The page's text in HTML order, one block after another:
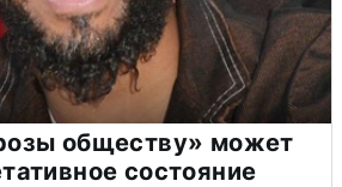
обществу» может
состояние